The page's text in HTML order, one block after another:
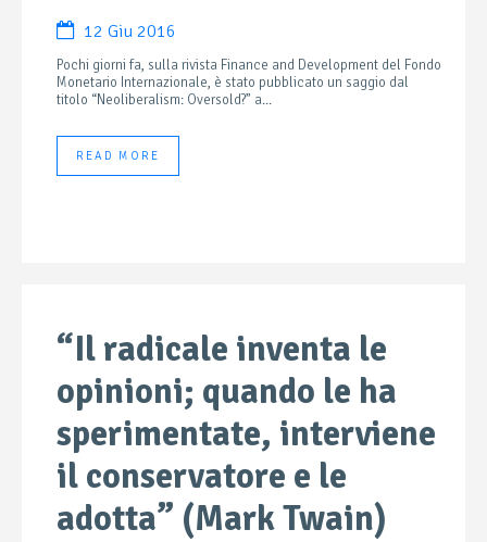
12 Giu 2016
Pochi giorni fa, sulla rivista Finance and Development del Fondo
Monetario Internazionale, è stato pubblicato un saggio dal
titolo “Neoliberalism: Oversold?” a...
READ MORE
“Il radicale inventa le
opinioni; quando le ha
sperimentate, interviene
il conservatore e le
adotta” (Mark Twain)